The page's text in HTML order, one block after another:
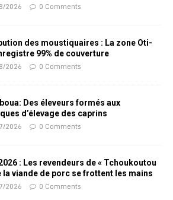
2026 0 Comments
des moustiquaires : La zone Oti-
99% de couverture
2026 0 Comments
Des éleveurs formés aux
d’élevage des caprins
2026 0 Comments
: Les revendeurs de « Tchoukoutou
la viande de porc se frottent les mains
2026 0 Comments